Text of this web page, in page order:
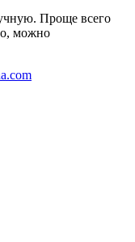
Проще всего
можно